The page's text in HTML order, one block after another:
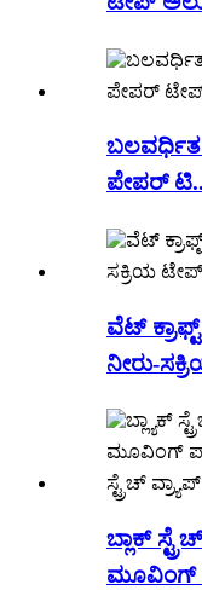
ಬಲವರ್ಧಿತ
ಪೇಪರ್
ವೆಟ್
ನೀರು-
ಬ್ಲಾಕ್
ಮೂವಿಂಗ್